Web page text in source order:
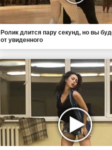
Ролик длится пару секунд, но вы
от увиденного